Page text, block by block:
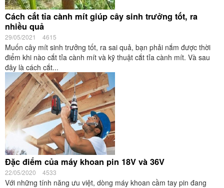
Cách cắt tỉa cành mít giúp cây sinh trưởng tốt, ra
nhiều quả
29/05/2021 4615
Muốn cây mít sinh trưởng tốt, ra sai quả, bạn phải nắm được thời
điểm khi nào cắt tỉa cành mít và kỹ thuật cắt tỉa cành mít. Và sau
đây là cách cắt...
Đặc điểm của máy khoan pin 18V và 36V
22/05/2020 4533
Với những tính năng ưu việt, dòng máy khoan cầm tay pin đang